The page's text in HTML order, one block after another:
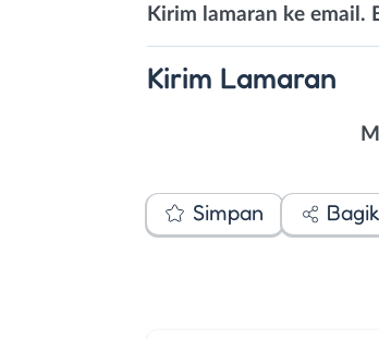
Kirim lamaran ke email.
Kirim Lamaran
Simpan